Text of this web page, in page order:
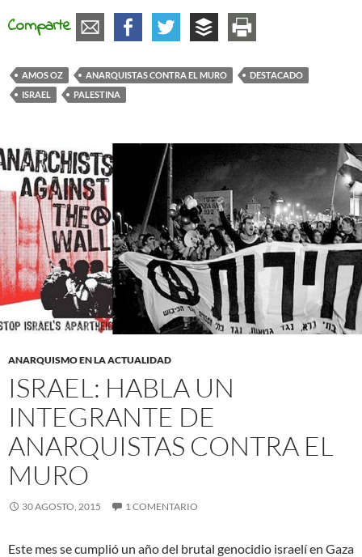
Comparte
AMOS OZ ANARQUISTAS CONTRA EL MURO
DESTACADO
ISRAEL
PALESTINA
ANARQUISMO EN LA ACTUALIDAD
ISRAEL: HABLA UN
INTEGRANTE DE
ANARQUISTAS CONTRA EL
MURO
30 AGOSTO, 2015 1 COMENTARIO
Este mes se cumplió un año del brutal genocidio israelí en Gaza